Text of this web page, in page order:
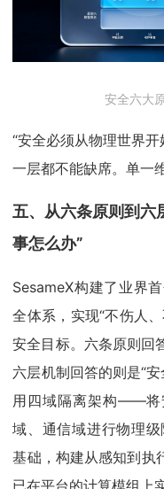
安全六大
“安全必须从物理世界
一层都不能缺席。单一
五、从六条原则到六
事怎么办”
SesameX构建了业界
全体系，实现“不伤人
安全目标。六条原则回
六层机制回答的则是“
用四域隔离架构——将
域、通信域进行物理
基础，构建从感知到执